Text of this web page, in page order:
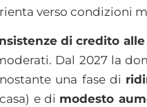
verso condizioni
di credito
Dal 2027 la
una fase di
e di modesto